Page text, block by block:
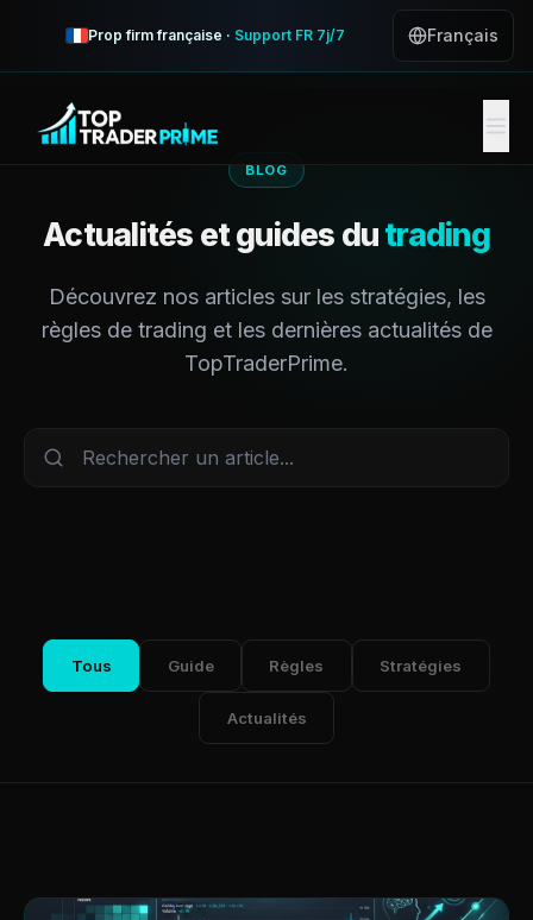
Prop firm française · Support FR 7j/7 Français
BLOG
Actualités et guides dutrading
Découvrez nos articles sur les stratégies, les
règles de trading et les dernières actualités de
TopTraderPrime.
Tous Guide Règles Stratégies
Actualités